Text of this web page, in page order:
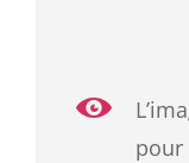
pour